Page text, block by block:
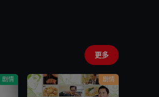
更多
剧情 剧情